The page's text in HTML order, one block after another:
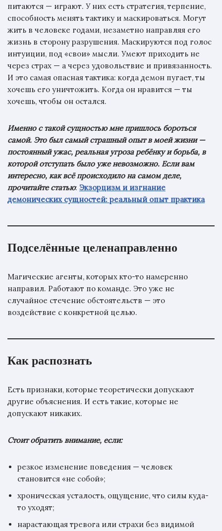
питаются — играют. У них есть стратегия, терпение,
способность менять тактику и маскироваться. Могут
жить в человеке годами, незаметно направляя его
жизнь в сторону разрушения. Маскируются под голос
интуиции, под «свои» мысли. Умеют приходить не
через страх — а через удовольствие и привязанность.
И это самая опасная тактика: когда демон пугает, ты
хочешь его уничтожить. Когда он нравится — ты
хочешь, чтобы он остался.
Именно с такой сущностью мне пришлось бороться
самой. Это был самый страшный опыт в моей жизни —
постоянный ужас, реальная угроза ребёнку и борьба, в
которой отступать было уже невозможно. Если вам
интересно, как всё происходило на самом деле,
прочитайте статью: Экзорцизм и изгнание
демонических сущностей: реальный опыт практика
Подселённые целенаправленно
Магические агенты, которых кто-то намеренно
направил. Работают по команде. Это уже не
случайное стечение обстоятельств — это
воздействие с конкретной целью.
Как распознать
Есть признаки, которые теоретически допускают
другие объяснения. И есть такие, которые не
допускают никаких.
Стоит обратить внимание, если:
резкое изменение поведения — человек
становится «не собой»;
хроническая усталость, ощущение, что силы куда-
то уходят;
нарастающая тревога или страхи без видимой